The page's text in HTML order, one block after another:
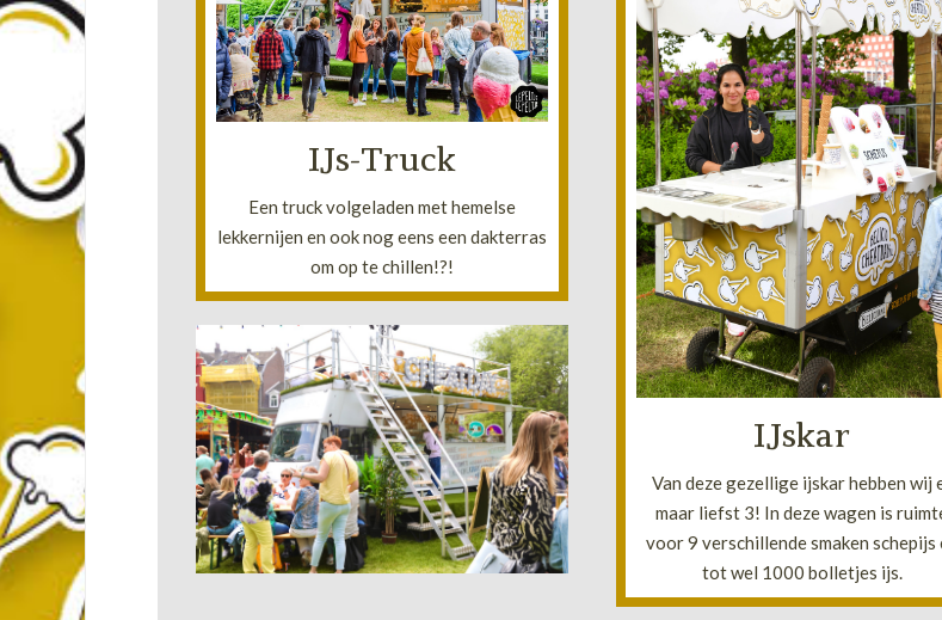
IJs-Truck
Een truck volgeladen met hemelse
lekkernijen en ook nog eens een dakterras
om op te chillen!?!
Onze ijs-truck heeft
het allemaal!
Van Schepijs tot cookie dough en verse
wafels en dat met keus uit 15 toppings.
De ijs-truck is DE eye-catcher van uw
event.
IJskar
Van deze gezellige ijskar hebben wij
maar liefst 3! In deze wagen is
voor 9 verschillende smaken schepijs
tot wel 1000 bolletjes ijs.
IJskar
Deze ijskar heeft een capaciteit van
bolletjes ijs in 9 verschillende smaken
heeft geen eigen aandrijving.
Lees meer!